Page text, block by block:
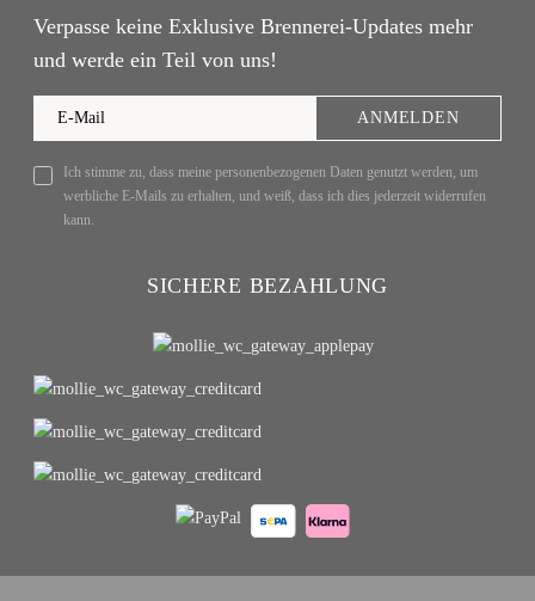
Verpasse keine Exklusive Brennerei-Updates mehr
und werde ein Teil von uns!
Ich stimme zu, dass meine personenbezogenen Daten genutzt werden, um
werbliche E-Mails zu erhalten, und weiß, dass ich dies jederzeit widerrufen
kann.
ANMELDEN
SICHERE BEZAHLUNG